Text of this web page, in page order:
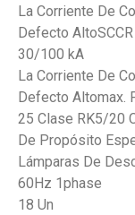
La Corriente De
Defecto
30/100 kA
La Corriente De
Defecto Altomax.
25 Clase RK5/20
De Propósito
Lámparas De
60Hz 1phase
18 Un